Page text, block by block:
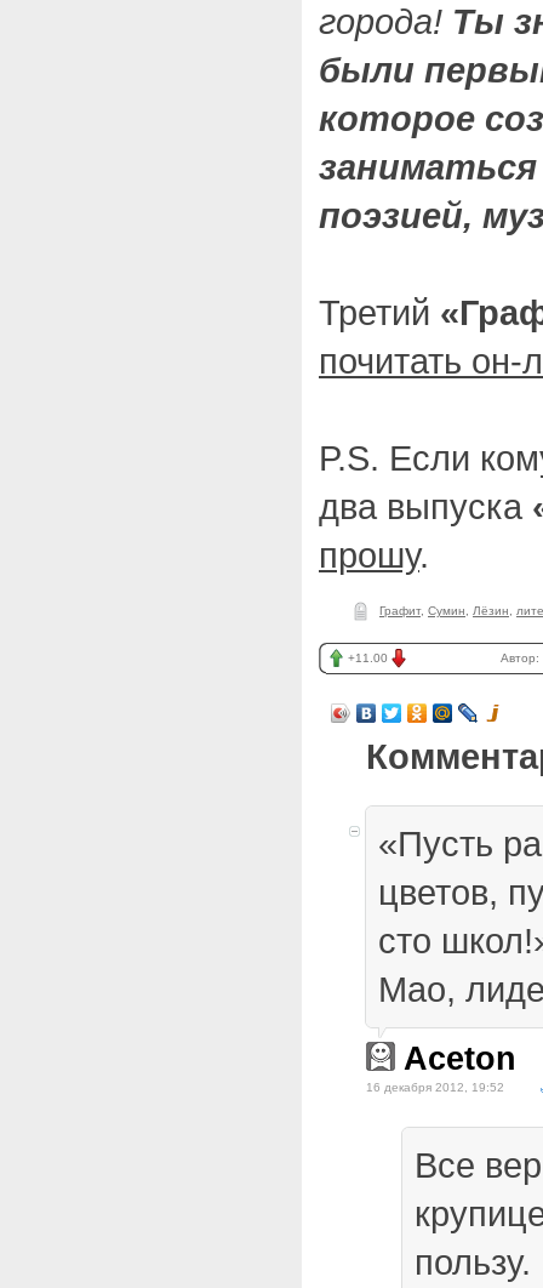
города! Ты
были
которое
поэзией,
Третий
почитать он-
P.S. Если
два выпуска
прошу.
Графит, Сумин Лёзин
+11.00 Автор:
«Пусть
цветов,
сто
Мао,
Aceton
16 декабря 2012, 19:52
Все
пользу.